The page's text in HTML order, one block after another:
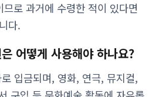
로 과거에 수령한 적이 있다면
다.
어떻게 사용해야 하나요?
입금되며, 영화, 연극, 뮤지컬,